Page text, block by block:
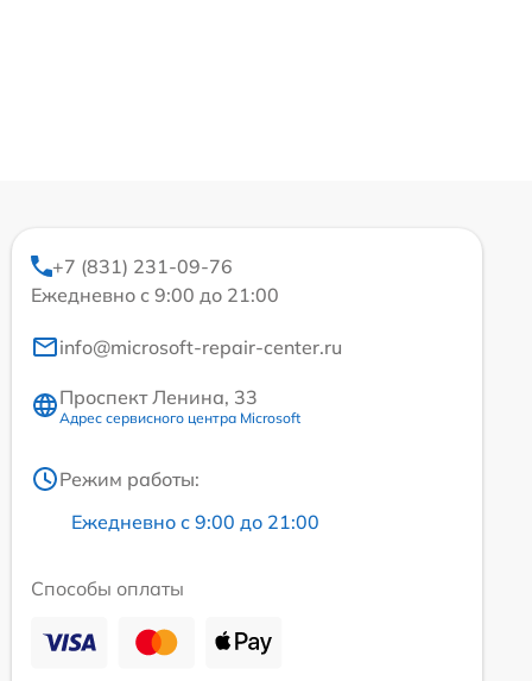
+7 (831) 231-09-76
Ежедневно с 9:00 до 21:00
info@microsoft-repair-center.ru
Проспект Ленина, 33
Адрес сервисного центра Microsoft
Режим работы:
Ежедневно с 9:00 до 21:00
Способы оплаты